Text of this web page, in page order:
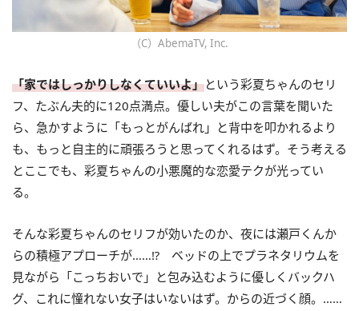
（C）AbemaTV, Inc.
「家ではしっかりしなくていいよ」という彩夏ちゃんのセリ
フ、たぶん夫的に120点満点。優しい夫がこの言葉を聞いた
ら、急かすように「もっとがんばれ」と背中を叩かれるより
も、もっと自主的に頑張ろうと思ってくれるはず。そう考える
とここでも、彩夏ちゃんの小悪魔的な恋愛テクが光ってい
る。
そんな彩夏ちゃんのセリフが効いたのか、夜には瀬戸くんか
らの積極アプローチが……⁉ ベッドの上でプラネタリウムを
見ながら「こっちおいで」と包み込むように優しくバックハ
グ、これに憧れない女子はいないはず。からの近づく顔。……